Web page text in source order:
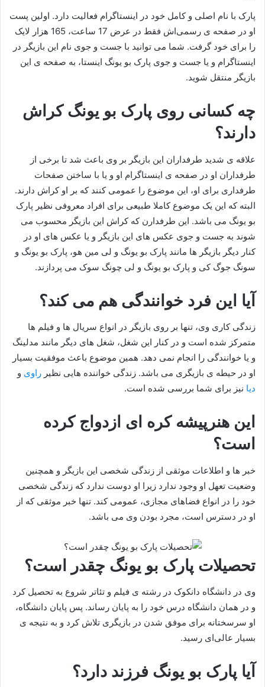
پارک با نام اصلی و کامل خود در اینستاگرام فعالیت دارد. اولین پست
او در صفحه ی رسمی‌اش فقط در عرض 17 ساعت، 165 هزار لایک
را برای خود گرفت. شما می توانید با جست و جوی نام این بازیگر در
اینستاگرام و یا جست و جوی پارک بو یونگ اینستا، به صفحه ی این
بازیگر منتقل شوید.
چه کسانی روی پارک بو یونگ کراش
دارند؟
علاقه ی شدید طرفداران این بازیگر بر وی باعث شد تا برخی از
طرفداران او در صفحه ی اینستاگرام او و یا با ساختن صفحات
طرفداری برای او، این موضوع را عمومی کنند که بر او کراش دارند.
البته که این یک موضوع کاملا طبیعی برای افراد معروفی نظیر پارک
بو یونگ می باشد. این طرفدارن که کراش این بازیگر محسوب می
شوند به جست و جوی عکس های این بازیگر و یا عکس های او در
کنار دیگر بازیگر ها مانند پارک بو یونگ و لی مین هو، پارک بو یونگ و
سونگ جوگ کی و پارک بو یونگ و لی چونگ سوک می پردازند.
آیا این فرد خوانندگی هم می کند؟
زندگی کاری وی، تنها بر روی بازیگر در انواع سریال ها و فیلم ها
متمرکز شده است و در کنار این شغل، شغل های دیگر مانند مدلینگ
و یا خوانندگی را انجام نمی دهد. همین موضوع باعث موفقیت بسیار
او در حیطه ی بازیگری می باشد. زندگی خواننده هایی نظیر راوی و
دیا نیز برای شما بررسی شده است.
این هنرپیشه کره ای ازدواج کرده
است؟
خبر ها و اطلاعات موثقی از زندگی شخصی این بازیگر و همچنین
وضعیت تعهل او وجود ندارد زیرا او دوست ندارد که زندگی شخصی
خود را در انواع فضاهای مجازی، عمومی کند. تنها خبر موثقی که از
او در دسترس است، مجرد بودن وی می باشد.
تحصیلات پارک بو یونگ چقدر است؟
وی در دانشگاه دانکوک در رشته ی فیلم و تئاتر شروع به تحصیل کرد
و در همان دانشگاه درس خود را به پایان رساند. پس پایان دانشگاه،
او سرسختانه برای موفق شدن در بازیگری تلاش کرد و به نتیجه ی
بسیار عالی‌ای رسید.
آیا پارک بو یونگ فرزند دارد؟